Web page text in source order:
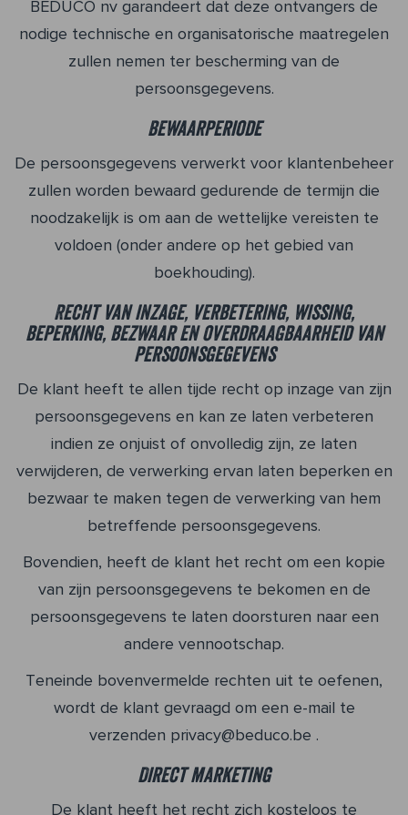
BEDUCO nv garandeert dat deze ontvangers de
nodige technische en organisatorische maatregelen
zullen nemen ter bescherming van de
persoonsgegevens.
Bewaarperiode
De persoonsgegevens verwerkt voor klantenbeheer
zullen worden bewaard gedurende de termijn die
noodzakelijk is om aan de wettelijke vereisten te
voldoen (onder andere op het gebied van
boekhouding).
Recht van inzage, verbetering, wissing,
beperking, bezwaar en overdraagbaarheid van
persoonsgegevens
De klant heeft te allen tijde recht op inzage van zijn
persoonsgegevens en kan ze laten verbeteren
indien ze onjuist of onvolledig zijn, ze laten
verwijderen, de verwerking ervan laten beperken en
bezwaar te maken tegen de verwerking van hem
betreffende persoonsgegevens.
Bovendien, heeft de klant het recht om een kopie
van zijn persoonsgegevens te bekomen en de
persoonsgegevens te laten doorsturen naar een
andere vennootschap.
Teneinde bovenvermelde rechten uit te oefenen,
wordt de klant gevraagd om een e-mail te
verzenden privacy@beduco.be .
Direct marketing
De klant heeft het recht zich kosteloos te